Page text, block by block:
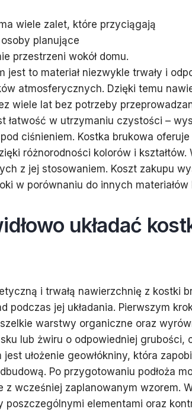
wiele zalet, które przyciągają
planujące
przestrzeni wokół domu.
jest to materiał niezwykle trwały i
atmosferycznych. Dzięki temu
wiele lat bez potrzeby
łatwość w utrzymaniu czystości –
ciśnieniem. Kostka brukowa
różnorodności kolorów i
z jej stosowaniem. Koszt zakupu
w porównaniu do innych materiałów
układać
i trwałą nawierzchnię z kostki
podczas jej układania. Pierwszym
warstwy organiczne oraz
lub żwiru o odpowiedniej grubości,
jest ułożenie geowłókniny, która
Po przygotowaniu podłoża
z wcześniej zaplanowanym wzorem.
poszczególnymi elementami oraz